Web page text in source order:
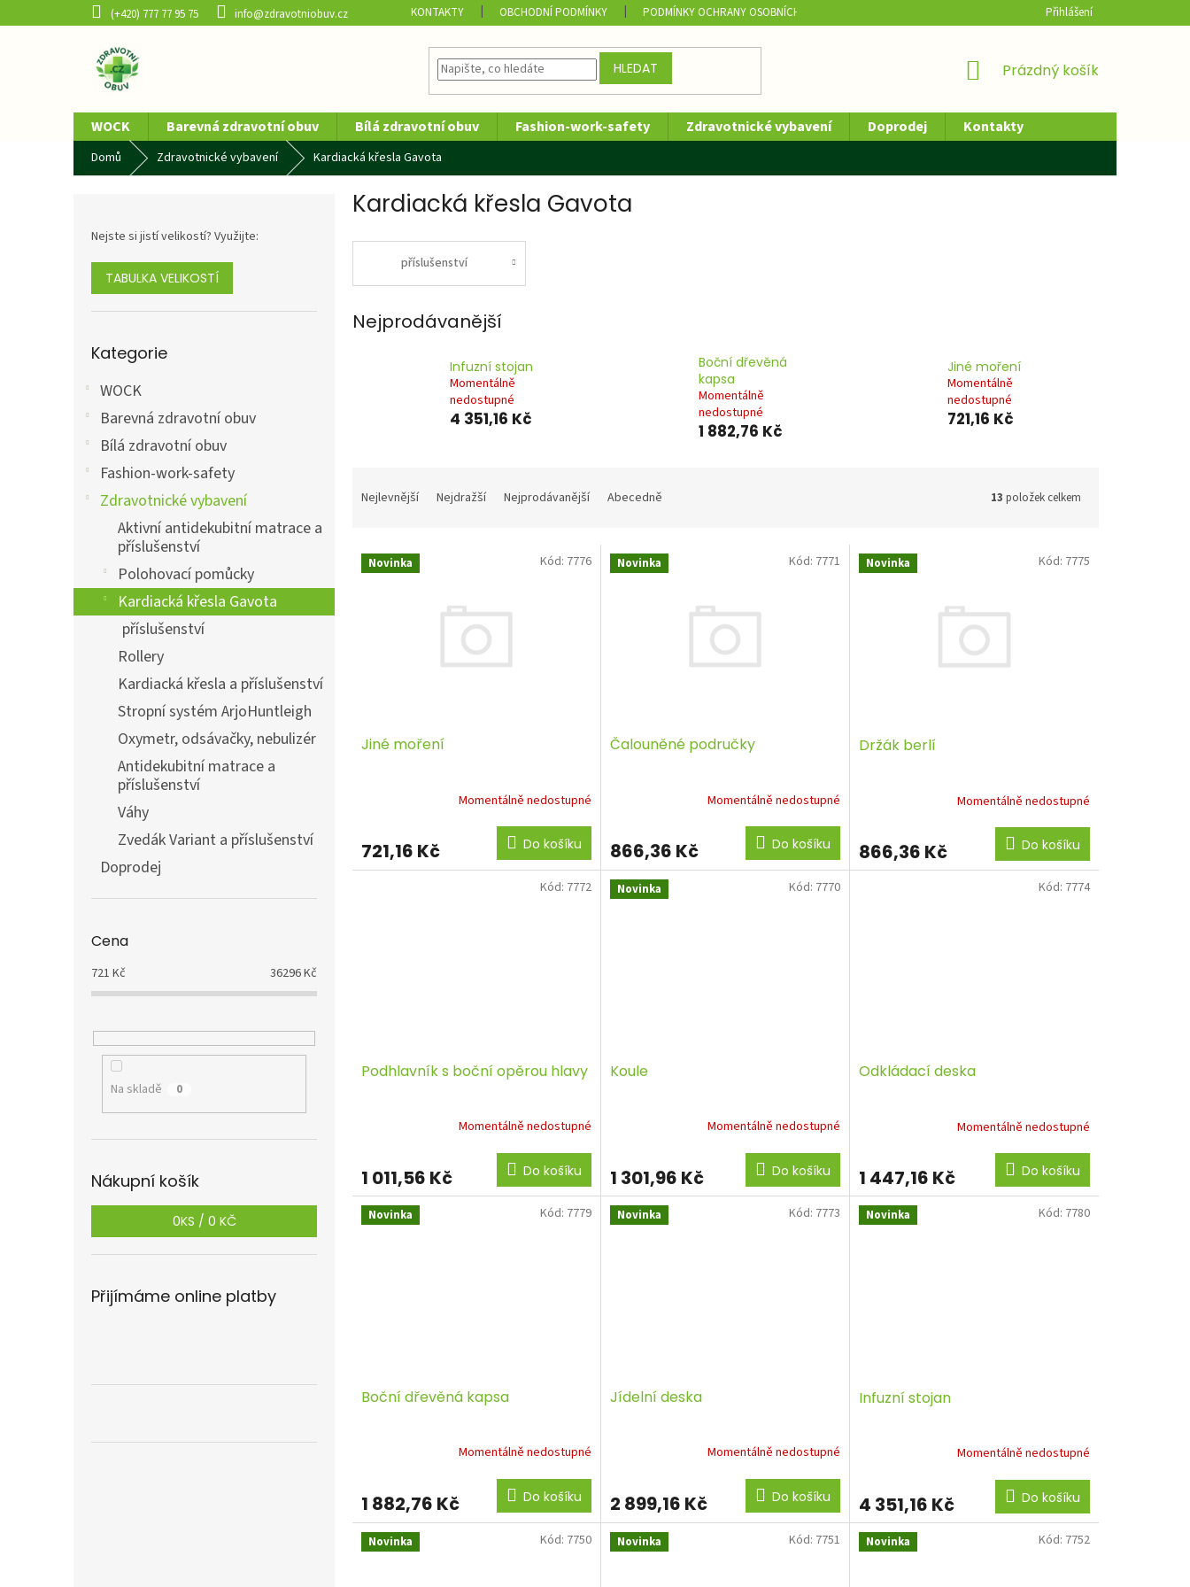
na
(+420) 777 77 95 75 info@zdravotniobuv.cz KONTAKTY OBCHODNÍ PODMÍNKY PODMÍNKY OCHRANY OSOBNÍCH ÚDAJŮ Přihlášení
HLEDAT
NÁKUPNÍ
Prázdný košík
WOCK Barevná zdravotní obuv Bílá zdravotní obuv Fashion-work-safety Zdravotnické vybavení Doprodej Kontakty
Domů Zdravotnické vybavení Kardiacká křesla Gavota
Nejste si jistí velikostí? Využijte:
TABULKA VELIKOSTÍ
kategorie
Kategorie
WOCK
Barevná zdravotní obuv
Bílá zdravotní obuv
Fashion-work-safety
Zdravotnické vybavení
Aktivní antidekubitní matrace a
příslušenství
Polohovací pomůcky
Kardiacká křesla Gavota
příslušenství
Rollery
Kardiacká křesla a příslušenství
Stropní systém ArjoHuntleigh
Oxymetr, odsávačky, nebulizér
Antidekubitní matrace a
příslušenství
Váhy
Zvedák Variant a příslušenství
Doprodej
Cena
721 Kč 36296Kč
Na skladě 0
Nákupní košík
0KS / 0 KČ
Přijímáme online platby
Kardiacká křesla Gavota
příslušenství
Nejprodávanější
Infuzní stojan
Momentálně
nedostupné
4 351,16 Kč
Boční dřevěná
kapsa
Momentálně
nedostupné
1 882,76 Kč
Jiné moření
Momentálně
nedostupné
721,16 Kč
a
n
Nejlevnější Nejdražší Nejprodávanější Abecedně 13 položek celkem
V Novinka
Jiné moření
Momentálně nedostupné
721,16 Kč Do košíku
Kód: 7776 Novinka
Čalouněné područky
Momentálně nedostupné
866,36 Kč Do košíku
Kód: 7771 Novinka
Držák berlí
Momentálně nedostupné
866,36 Kč Do košíku
Kód: 7775
Podhlavník s boční opěrou hlavy
Momentálně nedostupné
1 011,56 Kč Do košíku
Kód: 7772 Novinka
Koule
Momentálně nedostupné
1 301,96 Kč Do košíku
Kód: 7770
Odkládací deska
Momentálně nedostupné
1 447,16 Kč Do košíku
Kód: 7774
Novinka
Boční dřevěná kapsa
Momentálně nedostupné
1 882,76 Kč Do košíku
Kód: 7779 Novinka
Jídelní deska
Momentálně nedostupné
2 899,16 Kč Do košíku
Kód: 7773 Novinka
Infuzní stojan
Momentálně nedostupné
4 351,16 Kč Do košíku
Kód: 7780
Novinka Kód: 7750 Novinka Kód: 7751 Novinka Kód: 7752